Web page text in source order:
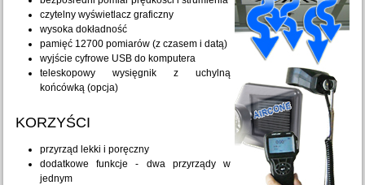
czytelny wyświetlacz graficzny
wysoka dokładność
pamięć 12700 pomiarów (z czasem i datą)
wyjście cyfrowe USB do komputera
teleskopowy wysięgnik z uchylną
końcówką (opcja)
KORZYŚCI
przyrząd lekki i poręczny
dodatkowe funkcje - dwa przyrządy w
jednym